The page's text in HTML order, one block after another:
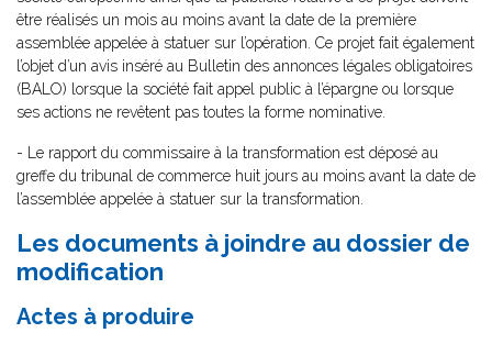
être réalisés un mois au moins avant la date de la première
assemblée appelée à statuer sur l’opération. Ce projet fait également
l’objet d’un avis inséré au Bulletin des annonces légales obligatoires
(BALO) lorsque la société fait appel public à l’épargne ou lorsque
ses actions ne revêtent pas toutes la forme nominative.
- Le rapport du commissaire à la transformation est déposé au
greffe du tribunal de commerce huit jours au moins avant la date de
l’assemblée appelée à statuer sur la transformation.
Les documents à joindre au dossier de
modification
Actes à produire